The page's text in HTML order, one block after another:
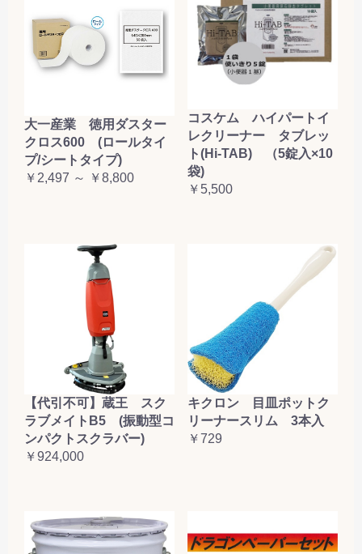
大一産業 徳用ダスター
クロス600 (ロールタイ
プ/シートタイプ)
￥2,497 ～ ￥8,800
コスケム ハイパートイ
レクリーナー タブレッ
ト(Hi-TAB) （5錠入×10
袋)
￥5,500
【代引不可】蔵王 スク
ラブメイトB5 (振動型コ
ンパクトスクラバー)
￥924,000
キクロン 目皿ポットク
リーナースリム 3本入
￥729